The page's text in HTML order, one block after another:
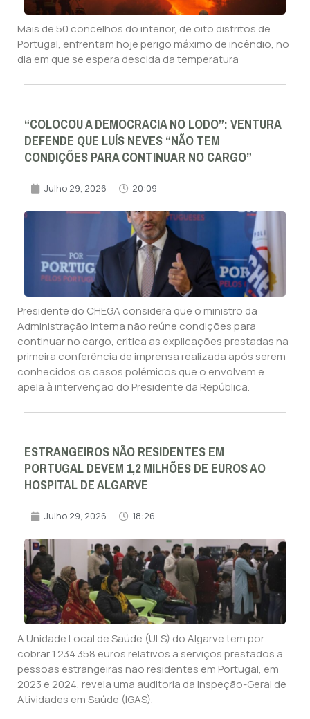
Mais de 50 concelhos do interior, de oito distritos de
Portugal, enfrentam hoje perigo máximo de incêndio, no
dia em que se espera descida da temperatura
“COLOCOU A DEMOCRACIA NO LODO”: VENTURA
DEFENDE QUE LUÍS NEVES “NÃO TEM
CONDIÇÕES PARA CONTINUAR NO CARGO”
Julho 29, 2026 20:09
Presidente do CHEGA considera que o ministro da
Administração Interna não reúne condições para
continuar no cargo, critica as explicações prestadas na
primeira conferência de imprensa realizada após serem
conhecidos os casos polémicos que o envolvem e
apela à intervenção do Presidente da República.
ESTRANGEIROS NÃO RESIDENTES EM
PORTUGAL DEVEM 1,2 MILHÕES DE EUROS AO
HOSPITAL DE ALGARVE
Julho 29, 2026 18:26
A Unidade Local de Saúde (ULS) do Algarve tem por
cobrar 1.234.358 euros relativos a serviços prestados a
pessoas estrangeiras não residentes em Portugal, em
2023 e 2024, revela uma auditoria da Inspeção-Geral de
Atividades em Saúde (IGAS).